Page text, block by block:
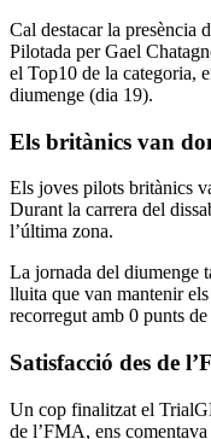
Cal destacar la presència
Pilotada per Gael
el Top10 de la categoria,
diumenge (dia 19).
Els britànics van
Els joves pilots britànics
Durant la carrera del
l’última zona.
La jornada del diumenge
lluita que van mantenir
recorregut amb 0 punts
Satisfacció des de
Un cop finalitzat el
de l’FMA, ens comentava